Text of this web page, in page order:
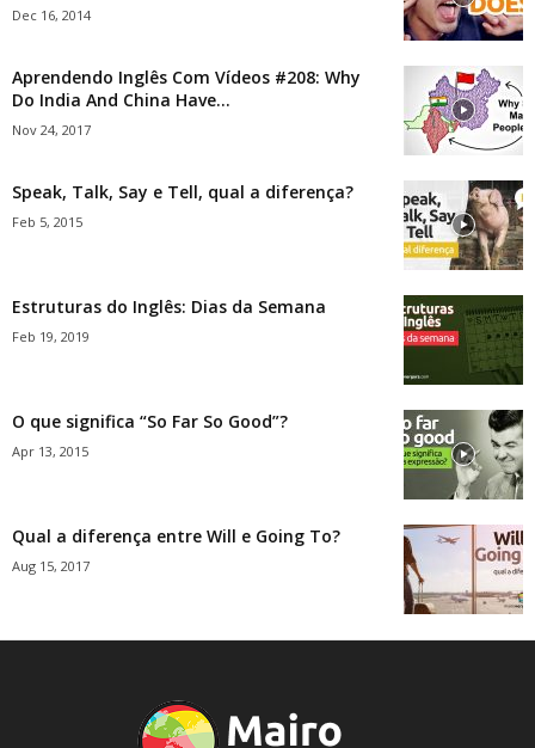
Dec 16, 2014
Aprendendo Inglês Com Vídeos #208: Why
Do India And China Have...
Nov 24, 2017
Speak, Talk, Say e Tell, qual a diferença?
Feb 5, 2015
Estruturas do Inglês: Dias da Semana
Feb 19, 2019
O que significa “So Far So Good”?
Apr 13, 2015
Qual a diferença entre Will e Going To?
Aug 15, 2017